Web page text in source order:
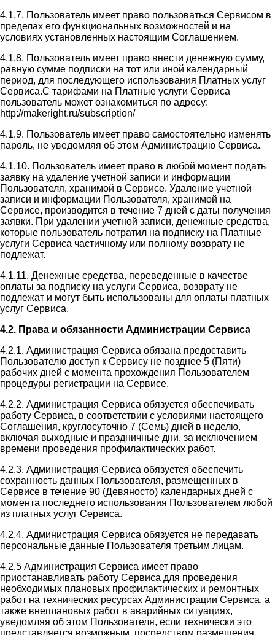
4.1.7. Пользователь имеет право пользоваться Сервисом в
пределах его функциональных возможностей и на
условиях установленных настоящим Соглашением.
4.1.8. Пользователь имеет право внести денежную сумму,
равную сумме подписки на тот или иной календарный
период, для последующего использования Платных услуг
Сервиса.С тарифами на Платные услуги Сервиса
пользователь может ознакомиться по адресу:
http://makeright.ru/subscription/
4.1.9. Пользователь имеет право самостоятельно изменять
пароль, не уведомляя об этом Администрацию Сервиса.
4.1.10. Пользователь имеет право в любой момент подать
заявку на удаление учетной записи и информации
Пользователя, хранимой в Сервисе. Удаление учетной
записи и информации Пользователя, хранимой на
Сервисе, производится в течение 7 дней с даты получения
заявки. При удалении учетной записи, денежные средства,
которые пользователь потратил на подписку на Платные
услуги Сервиса частичному или полному возврату не
подлежат.
4.1.11. Денежные средства, переведенные в качестве
оплаты за подписку на услуги Сервиса, возврату не
подлежат и могут быть использованы для оплаты платных
услуг Сервиса.
4.2. Права и обязанности Администрации Сервиса
4.2.1. Администрация Сервиса обязана предоставить
Пользователю доступ к Сервису не позднее 5 (Пяти)
рабочих дней с момента прохождения Пользователем
процедуры регистрации на Сервисе.
4.2.2. Администрация Сервиса обязуется обеспечивать
работу Сервиса, в соответствии с условиями настоящего
Соглашения, круглосуточно 7 (Семь) дней в неделю,
включая выходные и праздничные дни, за исключением
времени проведения профилактических работ.
4.2.3. Администрация Сервиса обязуется обеспечить
сохранность данных Пользователя, размещенных в
Сервисе в течение 90 (Девяносто) календарных дней с
момента последнего использования Пользователем любой
из платных услуг Сервиса.
4.2.4. Администрация Сервиса обязуется не передавать
персональные данные Пользователя третьим лицам.
4.2.5 Администрация Сервиса имеет право
приостанавливать работу Сервиса для проведения
необходимых плановых профилактических и ремонтных
работ на технических ресурсах Администрации Сервиса, а
также внеплановых работ в аварийных ситуациях,
уведомляя об этом Пользователя, если технически это
представляется возможным, посредством размещения